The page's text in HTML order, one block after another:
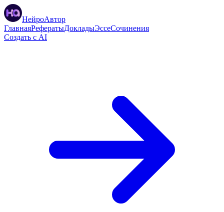
НейроАвтор
ГлавнаяРефератыДокладыЭссеСочинения
Создать с AI